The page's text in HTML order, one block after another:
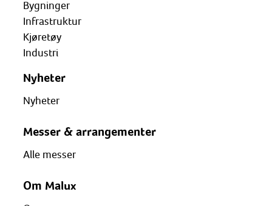
Bygninger
Infrastruktur
Kjøretøy
Industri
Nyheter
Nyheter
Messer & arrangementer
Alle messer
Om Malux